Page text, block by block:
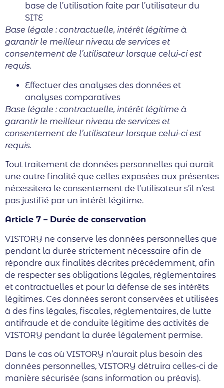
base de l’utilisation faite par l’utilisateur du
SITE
Base légale : contractuelle, intérêt légitime à
garantir le meilleur niveau de services et
consentement de l’utilisateur lorsque celui-ci est
requis.
Effectuer des analyses des données et
analyses comparatives
Base légale : contractuelle, intérêt légitime à
garantir le meilleur niveau de services et
consentement de l’utilisateur lorsque celui-ci est
requis.
Tout traitement de données personnelles qui aurait
une autre finalité que celles exposées aux présentes
nécessitera le consentement de l’utilisateur s’il n’est
pas justifié par un intérêt légitime.
Article 7 – Durée de conservation
VISTORY ne conserve les données personnelles que
pendant la durée strictement nécessaire afin de
répondre aux finalités décrites précédemment, afin
de respecter ses obligations légales, réglementaires
et contractuelles et pour la défense de ses intérêts
légitimes. Ces données seront conservées et utilisées
à des fins légales, fiscales, réglementaires, de lutte
antifraude et de conduite légitime des activités de
VISTORY pendant la durée légalement permise.
Dans le cas où VISTORY n’aurait plus besoin des
données personnelles, VISTORY détruira celles-ci de
manière sécurisée (sans information ou préavis).